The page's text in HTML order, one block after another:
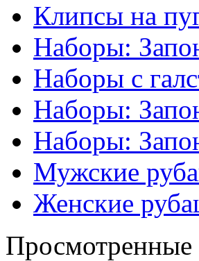
Клипсы на
Наборы:
Наборы с
Наборы:
Наборы:
Мужские
Женские
Просмотренные